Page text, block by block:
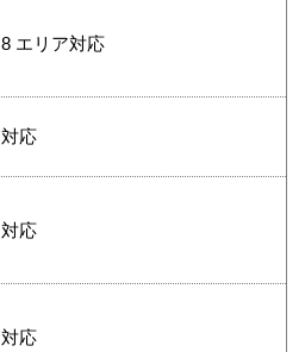
8 エリア対応
対応
対応
対応